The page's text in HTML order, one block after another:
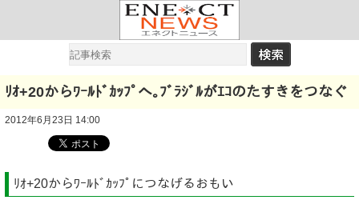
ﾘｵ+20からﾜｰﾙﾄﾞｶｯﾌﾟへ｡ﾌﾞﾗｼﾞﾙがｴｺのたすきをつなぐ
2012年6月23日 14:00
ﾘｵ+20からﾜｰﾙﾄﾞｶｯﾌﾟにつなげるおもい